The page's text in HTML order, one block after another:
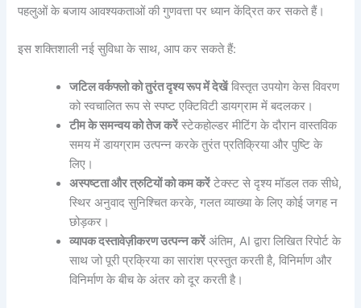
पहलुओं के बजाय आवश्यकताओं की गुणवत्ता पर ध्यान केंद्रित कर सकते हैं।
इस शक्तिशाली नई सुविधा के साथ, आप कर सकते हैं:
जटिल वर्कफ्लो को तुरंत दृश्य रूप में देखेंविस्तृत उपयोग केस विवरण
को स्वचालित रूप से स्पष्ट एक्टिविटी डायग्राम में बदलकर।
टीम के समन्वय को तेज करेंस्टेकहोल्डर मीटिंग के दौरान वास्तविक
समय में डायग्राम उत्पन्न करके तुरंत प्रतिक्रिया और पुष्टि के
लिए।
अस्पष्टता और त्रुटियों को कम करेंटेक्स्ट से दृश्य मॉडल तक सीधे,
स्थिर अनुवाद सुनिश्चित करके, गलत व्याख्या के लिए कोई जगह न
छोड़कर।
व्यापक दस्तावेज़ीकरण उत्पन्न करेंअंतिम, AI द्वारा लिखित रिपोर्ट के
साथ जो पूरी प्रक्रिया का सारांश प्रस्तुत करती है, विनिर्माण और
विनिर्माण के बीच के अंतर को दूर करती है।